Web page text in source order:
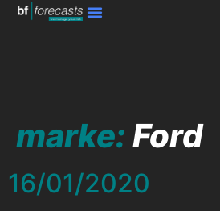
marke: Ford
16/01/2020